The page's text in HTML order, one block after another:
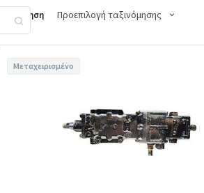
Ταξινόμηση Προεπιλογή ταξινόμησης
Μεταχειρισμένο